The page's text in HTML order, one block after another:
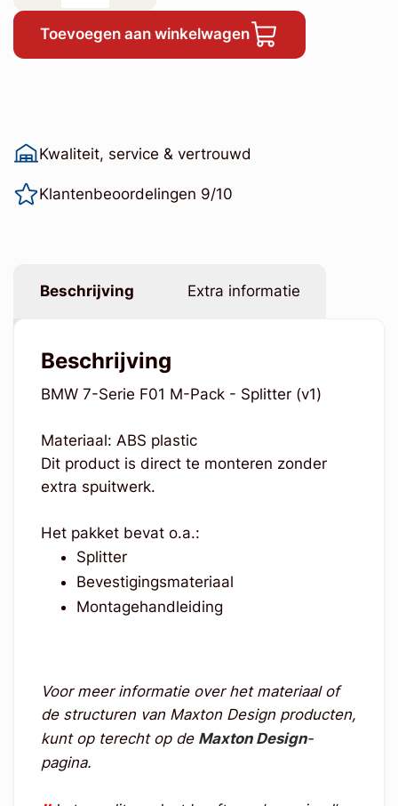
Toevoegen aan winkelwagen
Kwaliteit, service & vertrouwd
Klantenbeoordelingen 9/10
Beschrijving Extra informatie
Beschrijving
BMW 7-Serie F01 M-Pack - Splitter (v1)
Materiaal: ABS plastic
Dit product is direct te monteren zonder
extra spuitwerk.
Het pakket bevat o.a.:
Splitter
Bevestigingsmateriaal
Montagehandleiding
Voor meer informatie over het materiaal of
de structuren van Maxton Design producten,
kunt op terecht op de Maxton Design-
pagina.